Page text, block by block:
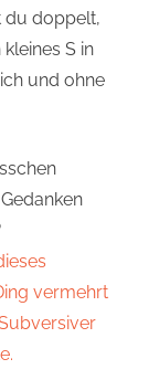
du doppelt,
S in
und ohne
vermehrt